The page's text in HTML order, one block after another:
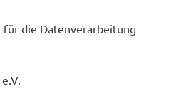
die Datenverarbeitung